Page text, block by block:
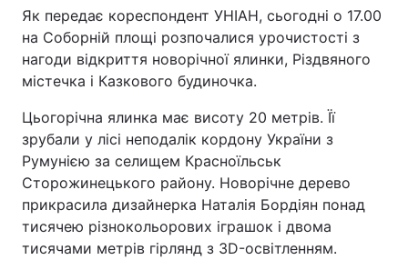
Як передає кореспондент УНІАН, сьогодні о 17.00
на Соборній площі розпочалися урочистості з
нагоди відкриття новорічної ялинки, Різдвяного
містечка і Казкового будиночка.
Цьогорічна ялинка має висоту 20 метрів. Її
зрубали у лісі неподалік кордону України з
Румунією за селищем Красноїльськ
Сторожинецького району. Новорічне дерево
прикрасила дизайнерка Наталія Бордіян понад
тисячею різнокольорових іграшок і двома
тисячами метрів гірлянд з 3D-освітленням.